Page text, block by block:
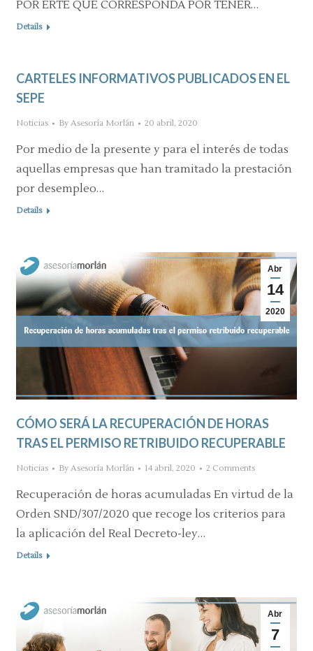
POR ERTE QUE CORRESPONDA POR TENER…
Details
CARTELES INFORMATIVOS PUBLICADOS EN EL
SEPE
Noticias By Asesoría Morlán 20 abril, 2020
Por medio de la presente y para el interés de todas
aquellas empresas que han tramitado la prestación
por desempleo…
Details
Abr
14
2020
CÓMO SERÁ LA RECUPERACIÓN DE HORAS
TRAS EL PERMISO RETRIBUIDO RECUPERABLE
Noticias By Asesoría Morlán 14 abril, 2020 2 Comments
Recuperación de horas acumuladas En virtud de la
Orden SND/307/2020 que recoge los criterios para
la aplicación del Real Decreto-ley…
Details
Abr
7